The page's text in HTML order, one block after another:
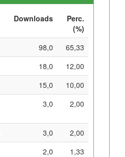
Downloads
Perc.
(%)
98,0
65,33
18,0
12,00
15,0
10,00
3,0 2,00
3,0
2,00
2,0
1,33